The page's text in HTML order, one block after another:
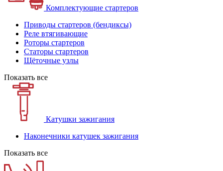
Комплектующие стартеров
Приводы стартеров (бендиксы)
Реле втягивающие
Роторы стартеров
Статоры стартеров
Щёточные узлы
Показать все
Катушки зажигания
Наконечники катушек зажигания
Показать все